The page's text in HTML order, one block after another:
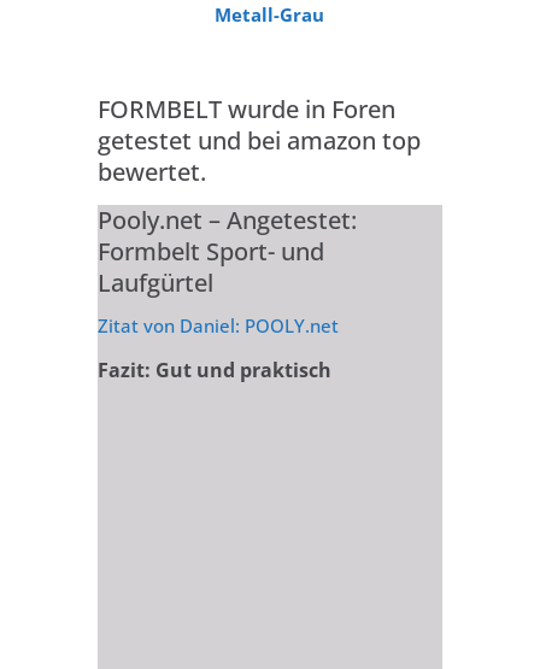
Metall-Grau
FORMBELT wurde in Foren
getestet und bei amazon top
bewertet.
Pooly.net – Angetestet:
Formbelt Sport- und
Laufgürtel
Zitat von Daniel: POOLY.net
Fazit: Gut und praktisch